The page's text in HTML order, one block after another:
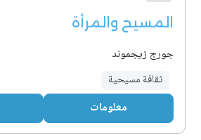
المسيح والمرأة
جورج زيجموند
ثقافة مسيحية
معلومات